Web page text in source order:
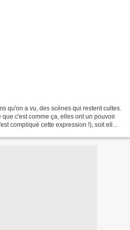
qu'on a vu, des scènes qui restent cultes.
c'est comme ça, elles ont un pouvoir
compliqué cette expression !), soit elles